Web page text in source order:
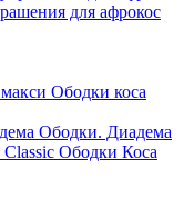
для афрокос
Ободки коса
Ободки. Диадема
Ободки Коса